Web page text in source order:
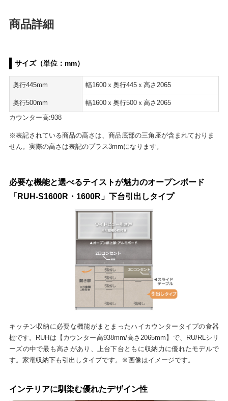
商品詳細
サイズ（単位：mm）
奥行445mm 幅1600ｘ奥行445ｘ高さ2065
奥行500mm
幅1600ｘ奥行500ｘ高さ2065
カウンター高:938
※表記されている商品の高さは、商品底部の三角座が含まれておりま
せん。実際の高さは表記のプラス3mmになります。
必要な機能と選べるテイストが魅力のオープンボード
「RUH-S1600R・1600R」下台引出しタイプ
キッチン収納に必要な機能がまとまったハイカウンタータイプの食器
棚です。RUHは【カウンター高938mm/高さ2065mm】で、RU/RLシリ
ーズの中で最も高さがあり、上台下台ともに収納力に優れたモデルで
す。家電収納下も引出しタイプです。※画像はイメージです。
インテリアに馴染む優れたデザイン性